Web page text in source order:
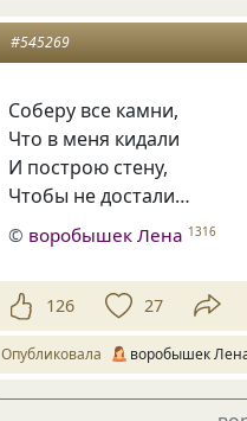
#545269
Соберу все камни,
Что в меня кидали
И построю стену,
Чтобы не достали…
© воробышек Лена 1316
126 27
Опубликовала воробышек